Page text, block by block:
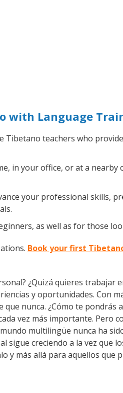
with Language
Tibetano teachers who
in your office, or at a
your professional skills,
as well as for those
Book your first
¿Quizá quieres trabajar
y oportunidades. Con
nunca. ¿Cómo te pondrás
vez más importante.
multilingüe nunca ha
creciendo a la vez que
y más allá para aquellos que